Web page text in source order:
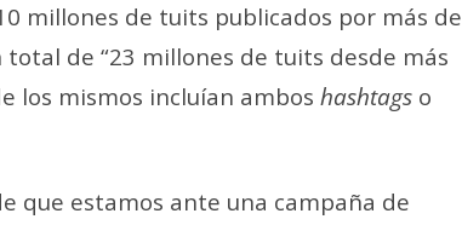
millones de tuits publicados por más de
de “23 millones de tuits desde más
los mismos incluían ambos hashtags o
que estamos ante una campaña de